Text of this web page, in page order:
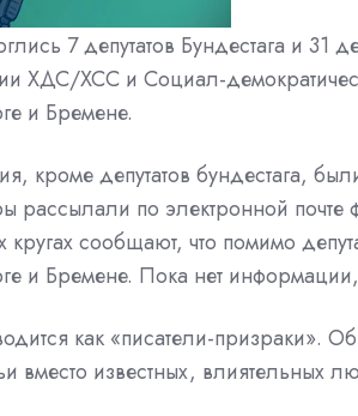
7 депутатов Бундестага и 31
ХДС/ХСС и Социал-
и Бремене.
кроме депутатов бундестага,
рассылали по электронной
кругах сообщают, что помимо
и Бремене. Пока нет
как «писатели-призраки».
вместо известных, влиятельных